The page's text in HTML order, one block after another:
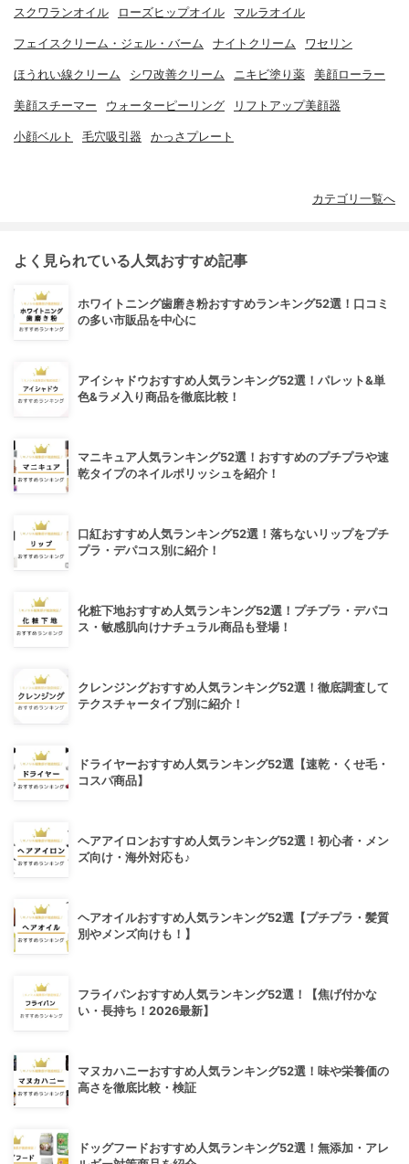
スクワランオイル ローズヒップオイル マルラオイル
フェイスクリーム・ジェル・バーム ナイトクリーム ワセリン
ほうれい線クリーム シワ改善クリーム ニキビ塗り薬 美顔ローラー
美顔スチーマー ウォーターピーリング リフトアップ美顔器
小顔ベルト 毛穴吸引器 かっさプレート
カテゴリ一覧へ
よく見られている人気おすすめ記事
ホワイトニング歯磨き粉おすすめランキング52選！口コミ
の多い市販品を中心に
アイシャドウおすすめ人気ランキング52選！パレット&単
色&ラメ入り商品を徹底比較！
マニキュア人気ランキング52選！おすすめのプチプラや速
乾タイプのネイルポリッシュを紹介！
口紅おすすめ人気ランキング52選！落ちないリップをプチ
プラ・デパコス別に紹介！
化粧下地おすすめ人気ランキング52選！プチプラ・デパコ
ス・敏感肌向けナチュラル商品も登場！
クレンジングおすすめ人気ランキング52選！徹底調査して
テクスチャータイプ別に紹介！
ドライヤーおすすめ人気ランキング52選【速乾・くせ毛・
コスパ商品】
ヘアアイロンおすすめ人気ランキング52選！初心者・メン
ズ向け・海外対応も♪
ヘアオイルおすすめ人気ランキング52選【プチプラ・髪質
別やメンズ向けも！】
フライパンおすすめ人気ランキング52選！【焦げ付かな
い・長持ち！2026最新】
マヌカハニーおすすめ人気ランキング52選！味や栄養価の
高さを徹底比較・検証
ドッグフードおすすめ人気ランキング52選！無添加・アレ